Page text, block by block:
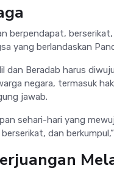
berpendapat,
yang berlandaskan
dan Beradab harus
negara, termasuk
jawab.
sehari-hari yang
dan